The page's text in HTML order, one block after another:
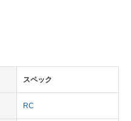
スペック
RC